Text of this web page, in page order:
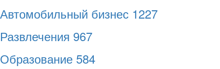
Автомобильный бизнес 1227
Развлечения 967
Образование 584